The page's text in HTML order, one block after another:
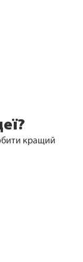
кращий